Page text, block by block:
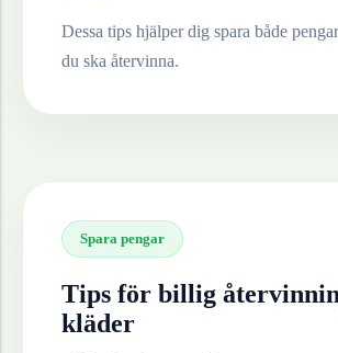
Dessa tips hjälper dig spara både
du ska återvinna.
Spara pengar
Tips för billig
kläder